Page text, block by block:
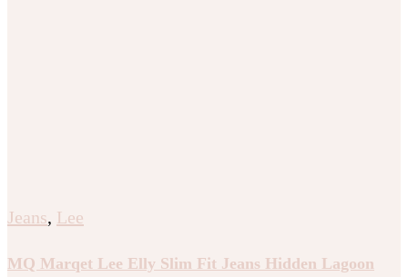
Jeans, Lee
MQ Marqet Lee Elly Slim Fit Jeans Hidden Lagoon